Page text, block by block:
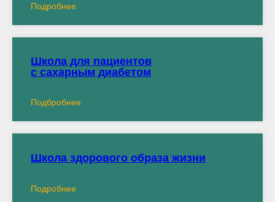
Подробнее
Школа для пациентов
c сахарным диабетом
Подбробнее
Школа здорового образа жизни
Подробнее